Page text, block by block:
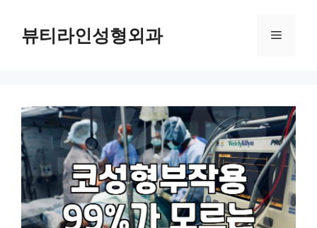
뷰티라인성형외과 메